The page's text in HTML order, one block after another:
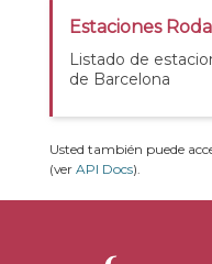
Estaciones
Listado de
de Barcelona
Usted también puede
(ver API Docs).